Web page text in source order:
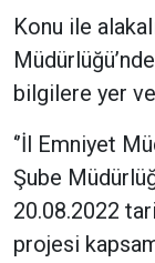
Konu ile
bilgilere yer
‘’İl Emniyet
Şube
20.08.2022
projesi